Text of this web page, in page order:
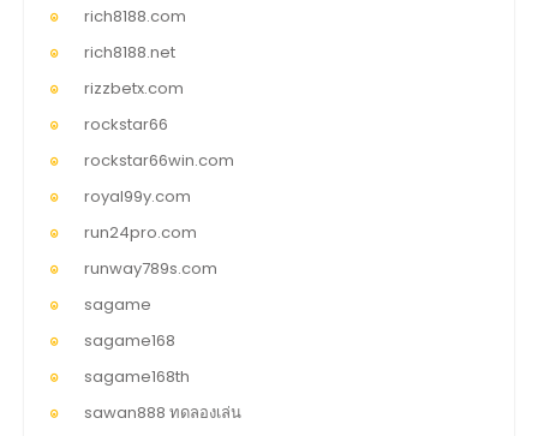
rich8188.com
rich8188.net
rizzbetx.com
rockstar66
rockstar66win.com
royal99y.com
run24pro.com
runway789s.com
sagame
sagame168
sagame168th
sawan888 ทดลองเล่น